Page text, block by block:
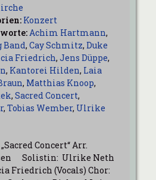
Konzert
Achim Hartmann,
Band, Cay Schmitz, Duke
Friedrich, Jens Düppe,
, Kantorei Hilden, Laia
, Matthias Knoop,
, Sacred Concert,
, Tobias Wember, Ulrike
Concert“ Arr.
Solistin: Ulrike Neth
Friedrich (Vocals) Chor: